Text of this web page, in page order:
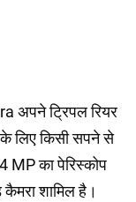
अपने ट्रिपल रियर
लिए किसी सपने से
MP का पेरिस्कोप
शामिल है।